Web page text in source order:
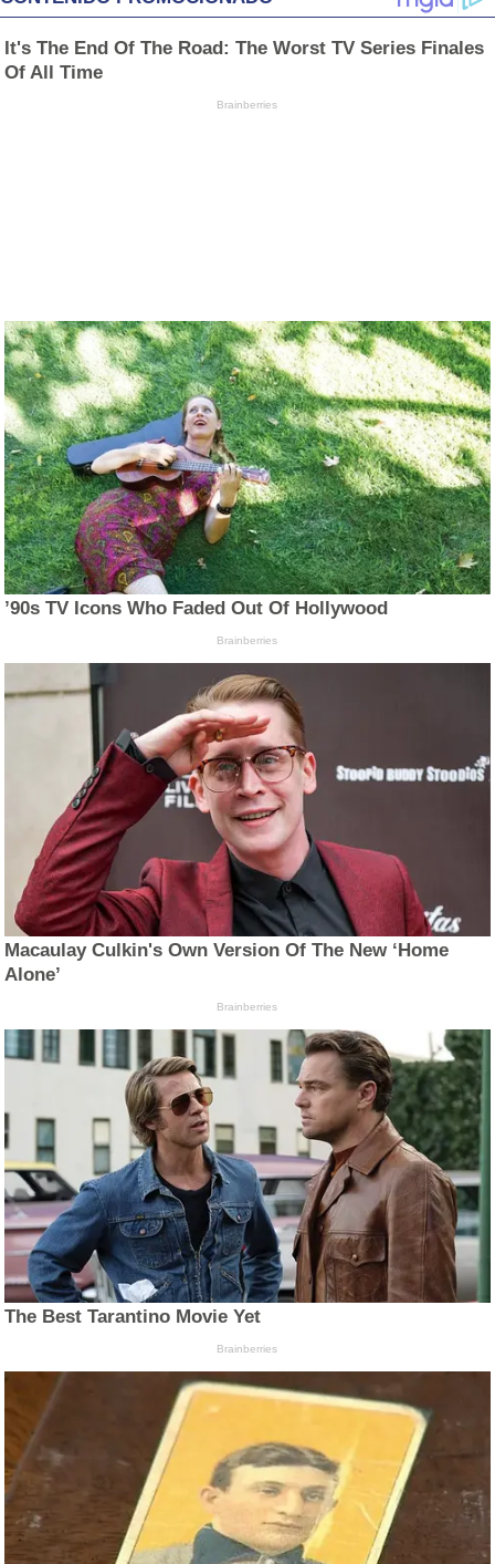
It's The End Of The Road: The Worst TV Series Finales
Of All Time
Brainberries
’90s TV Icons Who Faded Out Of Hollywood
Brainberries
Macaulay Culkin's Own Version Of The New ‘Home
Alone’
Brainberries
The Best Tarantino Movie Yet
Brainberries